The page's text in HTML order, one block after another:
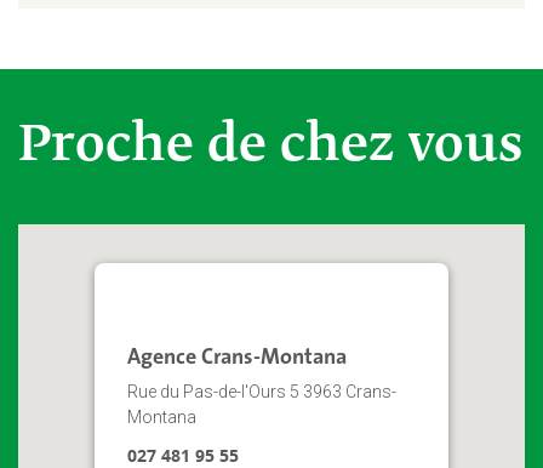
Proche de chez vous
Agence Crans-Montana
Rue du Pas-de-l'Ours 5 3963 Crans-
Montana
027 481 95 55